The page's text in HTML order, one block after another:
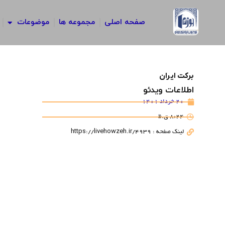
صفحه اصلی مجموعه ها موضوعات
برکت ایران
اطلاعات ویدئو
20 خرداد 1401
8:24 ق.ظ
لینک صفحه : https://livehowzeh.ir/4939